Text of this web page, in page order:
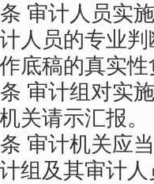
审计人员实
人员的专业
底稿的真实性
审计组对实
关请示汇报。
审计机关应
组及其审计